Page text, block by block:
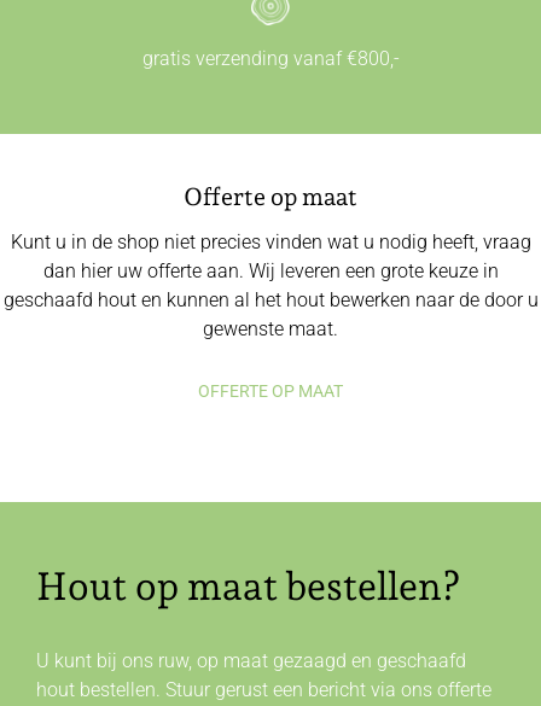
gratis verzending vanaf €800,-
Offerte op maat
Kunt u in de shop niet precies vinden wat u nodig heeft, vraag
dan hier uw offerte aan. Wij leveren een grote keuze in
geschaafd hout en kunnen al het hout bewerken naar de door u
gewenste maat.
OFFERTE OP MAAT
Hout op maat bestellen?
U kunt bij ons ruw, op maat gezaagd en geschaafd
hout bestellen. Stuur gerust een bericht via ons offerte